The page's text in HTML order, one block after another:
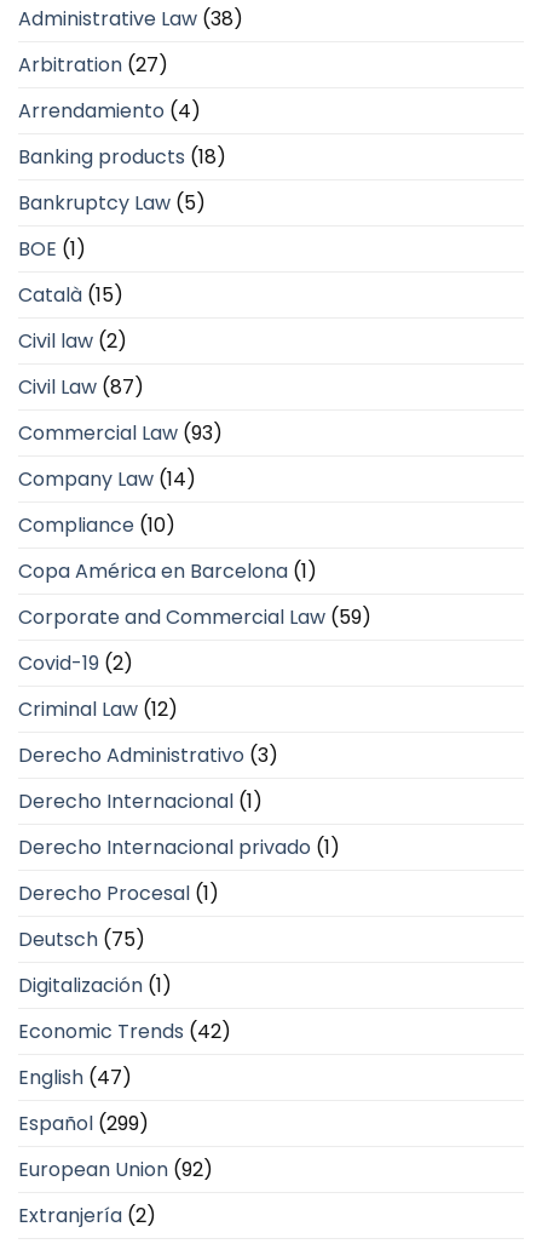
Administrative Law (38)
Arbitration (27)
Arrendamiento (4)
Banking products (18)
Bankruptcy Law (5)
BOE (1)
Català (15)
Civil law (2)
Civil Law (87)
Commercial Law (93)
Company Law (14)
Compliance (10)
Copa América en Barcelona (1)
Corporate and Commercial Law (59)
Covid-19 (2)
Criminal Law (12)
Derecho Administrativo (3)
Derecho Internacional (1)
Derecho Internacional privado (1)
Derecho Procesal (1)
Deutsch (75)
Digitalización (1)
Economic Trends (42)
English (47)
Español (299)
European Union (92)
Extranjería (2)